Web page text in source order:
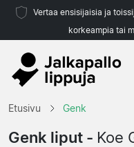
Vertaa ensisijaisia ja
korkeampia tai
Etusivu Genk
Genk liput - Koe